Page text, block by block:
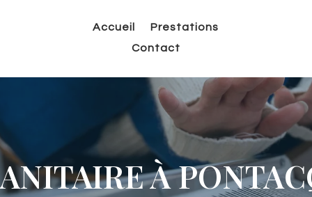
Accueil
Prestations
Contact
À